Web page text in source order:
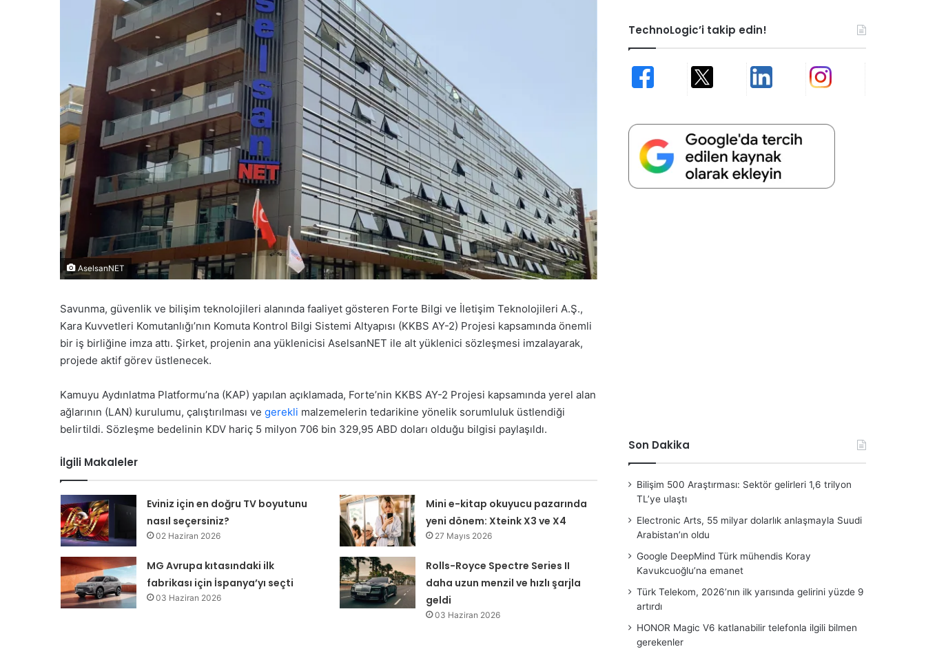
AselsanNET
Savunma, güvenlik ve bilişim teknolojileri alanında faaliyet gösteren Forte Bilgi ve İletişim Teknolojileri A.Ş.,
Kara Kuvvetleri Komutanlığı’nın Komuta Kontrol Bilgi Sistemi Altyapısı (KKBS AY-2) Projesi kapsamında önemli
bir iş birliğine imza attı. Şirket, projenin ana yüklenicisi AselsanNET ile alt yüklenici sözleşmesi imzalayarak,
projede aktif görev üstlenecek.
Kamuyu Aydınlatma Platformu’na (KAP) yapılan açıklamada, Forte’nin KKBS AY-2 Projesi kapsamında yerel alan
ağlarının (LAN) kurulumu, çalıştırılması ve gerekli malzemelerin tedarikine yönelik sorumluluk üstlendiği
belirtildi. Sözleşme bedelinin KDV hariç 5 milyon 706 bin 329,95 ABD doları olduğu bilgisi paylaşıldı.
İlgili Makaleler
Eviniz için en doğru TV boyutunu
nasıl seçersiniz?
02 Haziran 2026
Mini e-kitap okuyucu pazarında
yeni dönem: Xteink X3 ve X4
27 Mayıs 2026
MG Avrupa kıtasındaki ilk
fabrikası için İspanya’yı seçti
03 Haziran 2026
Rolls-Royce Spectre Series II
daha uzun menzil ve hızlı şarjla
geldi
03 Haziran 2026
TechnoLogic’i takip edin!
Son Dakika
Bilişim 500 Araştırması: Sektör gelirleri 1,6 trilyon
TL’ye ulaştı
Electronic Arts, 55 milyar dolarlık anlaşmayla Suudi
Arabistan’ın oldu
Google DeepMind Türk mühendis Koray
Kavukcuoğlu’na emanet
Türk Telekom, 2026’nın ilk yarısında gelirini yüzde 9
artırdı
HONOR Magic V6 katlanabilir telefonla ilgili bilmen
gerekenler